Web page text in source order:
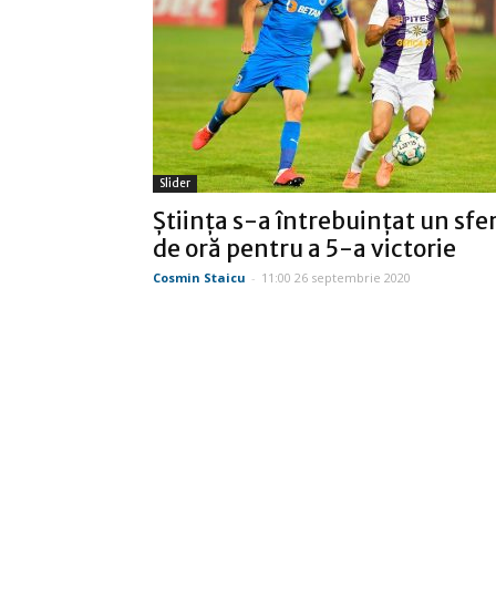
Slider
Ştiinţa s-a întrebuinţat un
de oră pentru a 5-a victorie
Cosmin Staicu - 11:00 26 septembrie 2020